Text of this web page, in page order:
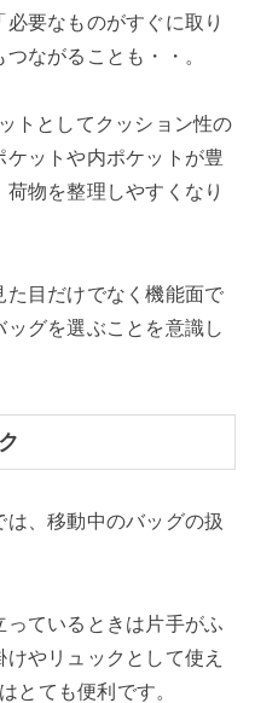
要なものがすぐに取り
ながることも・・。
トとしてクッション性の
ットや内ポケットが豊
物を整理しやすくなり
目だけでなく機能面で
グを選ぶことを意識し
、移動中のバッグの扱
ているときは片手がふ
やリュックとして使え
とても便利です。